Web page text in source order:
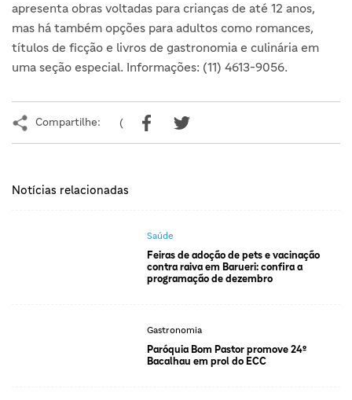
apresenta obras voltadas para crianças de até 12 anos,
mas há também opções para adultos como romances,
títulos de ficção e livros de gastronomia e culinária em
uma seção especial. Informações: (11) 4613-9056.
Compartilhe: (
Notícias relacionadas
Saúde
Feiras de adoção de pets e vacinação
contra raiva em Barueri: confira a
programação de dezembro
Gastronomia
Paróquia Bom Pastor promove 24º
Bacalhau em prol do ECC